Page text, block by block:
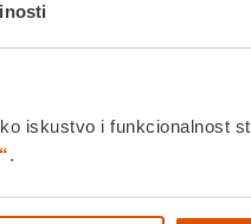
iskustvo i funkcionalnost
.